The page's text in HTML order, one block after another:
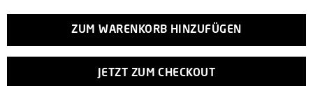
ZUM WARENKORB HINZUFÜGEN
JETZT ZUM CHECKOUT